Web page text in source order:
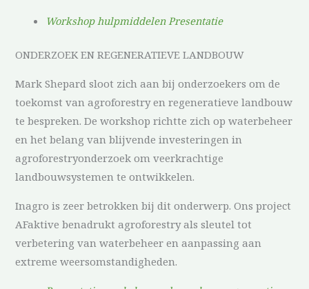
Workshop hulpmiddelen Presentatie
ONDERZOEK EN REGENERATIEVE LANDBOUW
Mark Shepard sloot zich aan bij onderzoekers om de
toekomst van agroforestry en regeneratieve landbouw
te bespreken. De workshop richtte zich op waterbeheer
en het belang van blijvende investeringen in
agroforestryonderzoek om veerkrachtige
landbouwsystemen te ontwikkelen.
Inagro is zeer betrokken bij dit onderwerp. Ons project
AFaktive benadrukt agroforestry als sleutel tot
verbetering van waterbeheer en aanpassing aan
extreme weersomstandigheden.